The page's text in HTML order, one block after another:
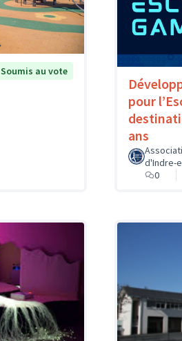
Soumis au vote
pour
ans
d'Indre-
0